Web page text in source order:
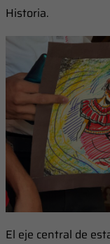
Historia.
El eje central de